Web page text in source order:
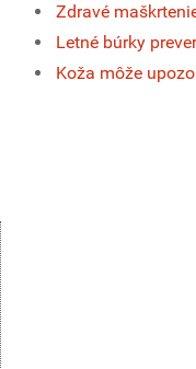
Zdravé
Letné búrky
Koža môže